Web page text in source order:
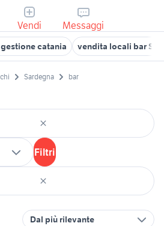
Vendi Messaggi
catania vendita locali bar
Sardegna bar
Filtri
Dal più rilevante